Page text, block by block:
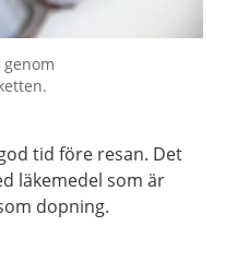
tid före resan. Det
läkemedel som är
dopning.